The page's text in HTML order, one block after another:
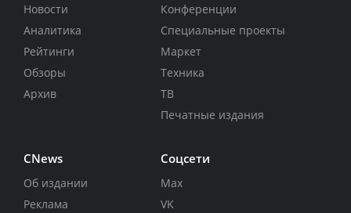
Новости
Аналитика
Рейтинги
Обзоры
Архив
Конференции
Специальные проекты
Маркет
Техника
ТВ
Печатные издания
CNews
Об издании
Реклама
Соцсети
Max
VK